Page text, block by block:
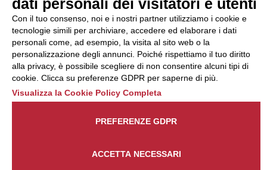
all’Organismo di
Monitoraggio utilizzando
una delle modalità
descritte al seguente
indirizzo web
https://odm-
agenzielavoro.it/reclami/.
dati personali dei visitatori e utenti
Con il tuo consenso, noi e i nostri partner utilizziamo i cookie e
tecnologie simili per archiviare, accedere ed elaborare i dati
personali come, ad esempio, la visita al sito web o la
personalizzazione degli annunci. Poiché rispettiamo il tuo diritto
alla privacy, è possibile scegliere di non consentire alcuni tipi di
cookie. Clicca su preferenze GDPR per saperne di più.
Visualizza la Cookie Policy Completa
ACCETTA NECESSARI
PREFERENZE GDPR